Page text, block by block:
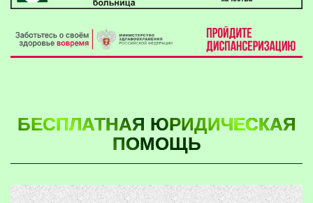
БЕСПЛАТНАЯ ЮРИДИЧЕСКАЯ
ПОМОЩЬ